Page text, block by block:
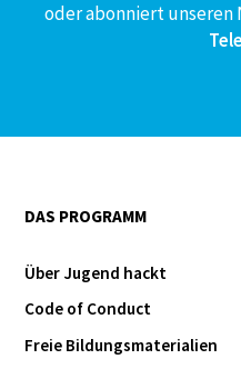
oder abonniert
DAS PROGRAMM
Über Jugend hackt
Code of Conduct
Freie Bildungsmaterialien